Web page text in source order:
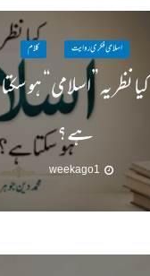
اسلامی فکری روایت کلام
کیا نظریہ ”اسلامی“ ہو سکتا
ہے؟
1 week ago